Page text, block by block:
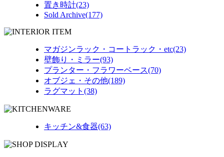
置き時計(23)
Sold Archive(177)
マガジンラック・コートラック・etc(23)
壁飾り・ミラー(93)
プランター・フラワーベース(70)
オブジェ・その他(189)
ラグマット(38)
キッチン&食器(63)